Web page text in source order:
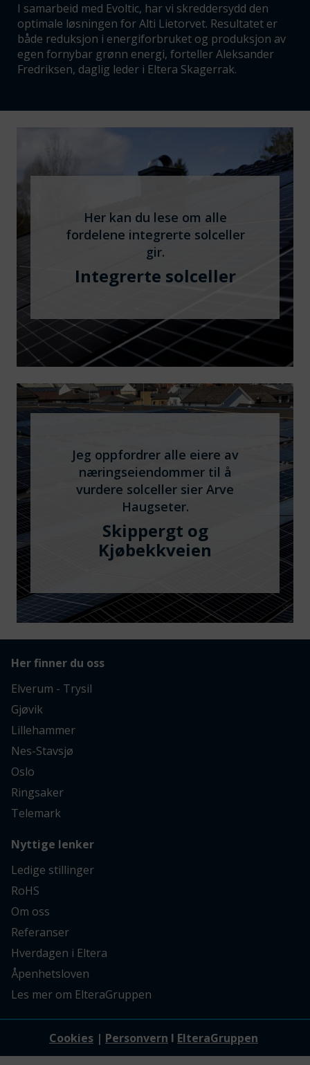
I samarbeid med Evoltic, har vi skreddersydd den
optimale løsningen for Alti Lietorvet. Resultatet er
både reduksjon i energiforbruket og produksjon av
egen fornybar grønn energi, forteller Aleksander
Fredriksen, daglig leder i Eltera Skagerrak.
Her kan du lese om alle
fordelene integrerte solceller
gir.
Integrerte solceller
Jeg oppfordrer alle eiere av
næringseiendommer til å
vurdere solceller sier Arve
Haugseter.
Skippergt og
Kjøbekkveien
Her finner du oss
Elverum - Trysil
Gjøvik
Lillehammer
Nes-Stavsjø
Oslo
Ringsaker
Telemark
Nyttige lenker
Ledige stillinger
RoHS
Om oss
Referanser
Hverdagen i Eltera
Åpenhetsloven
Les mer om ElteraGruppen
Cookies | Personvern I ElteraGruppen